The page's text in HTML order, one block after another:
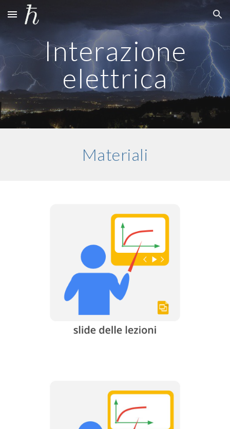
Skip to main content Skip to navigation
Interazione
elettrica
Materiali